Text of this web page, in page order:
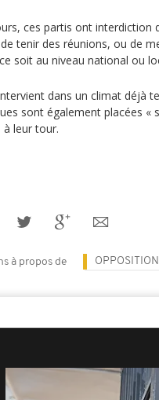
ces partis ont interdiction
tenir des réunions, ou de
soit au niveau national ou
dans un climat déjà
sont également placées «
leur tour.
à propos de OPPOSITION